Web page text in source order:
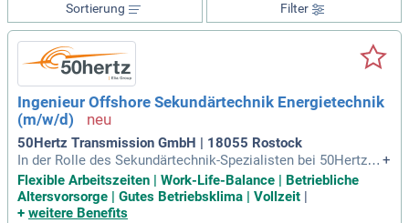
Filter
Sortierung
Ingenieur Offshore Sekundärtechnik Energietechnik
(m/w/d)
50Hertz Transmission GmbH | 18055 Rostock
In der Rolle des Sekundärtechnik-Spezialisten bei 50Hertz tr
agen Sie maßgeblich zur effizienten Anbindung von Offshore
-Windkraftanlagen in der Ostsee bei. Ihr Fachwissen fließt in
die Planung und Umsetzung von Instandhaltungsprojekten e
+
Flexible Arbeitszeiten | Work-Life-Balance | Betriebliche
Altersvorsorge | Gutes Betriebsklima | Vollzeit
+ weitere Benefits